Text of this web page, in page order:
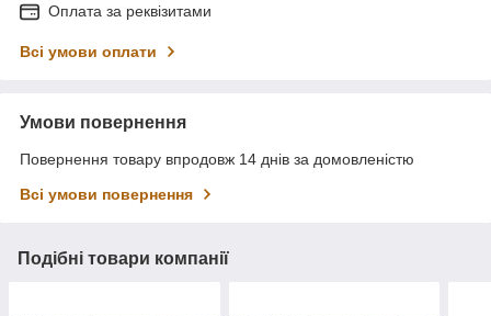
Оплата за реквізитами
Всі умови оплати
Умови повернення
Повернення товару впродовж 14 днів за домовленістю
Всі умови повернення
Подібні товари компанії